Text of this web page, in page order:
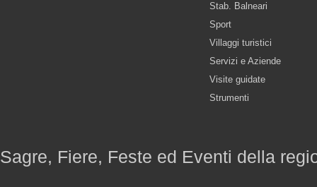
Stab. Balneari
Sport
Villaggi turistici
Servizi e Aziende
Visite guidate
Strumenti
Sagre, Fiere, Feste ed Eventi della